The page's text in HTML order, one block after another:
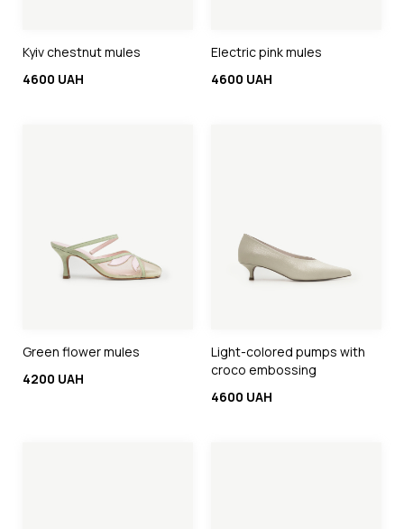
Kyiv chestnut mules
4600 UAH
Electric pink mules
4600 UAH
Green flower mules
4200 UAH
Light-colored pumps with
croco embossing
4600 UAH